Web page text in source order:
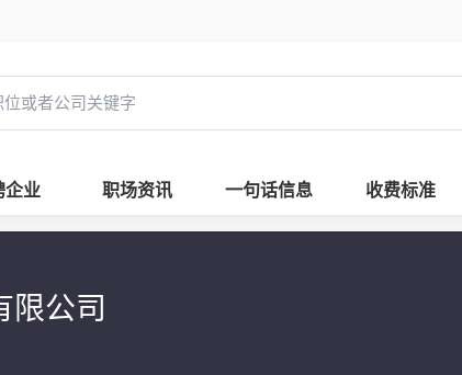
企业 职场资讯 一句话信息 收费标准
限公司